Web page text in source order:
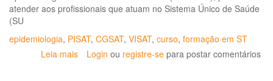
atender aos profissionais que atuam no Sistema Único de Saúde
(SU
epidemiologia, PISAT, CGSAT, VISAT, curso, formação em ST
Leia mais sobre
Login ou registre-se para postar comentários